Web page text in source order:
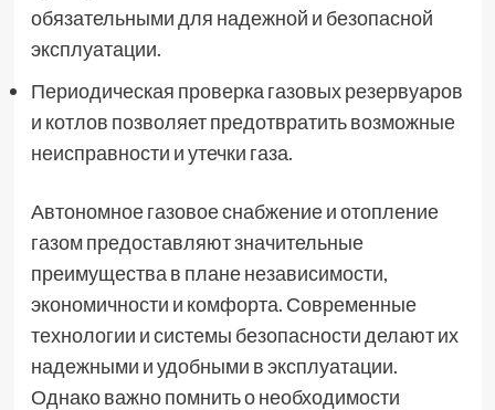
обязательными для надежной и безопасной
эксплуатации.
Периодическая проверка газовых резервуаров
и котлов позволяет предотвратить возможные
неисправности и утечки газа.
Автономное газовое снабжение и отопление
газом предоставляют значительные
преимущества в плане независимости,
экономичности и комфорта. Современные
технологии и системы безопасности делают их
надежными и удобными в эксплуатации.
Однако важно помнить о необходимости